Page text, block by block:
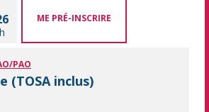
ME PRÉ-INSCRIRE
PAO
(TOSA inclus)